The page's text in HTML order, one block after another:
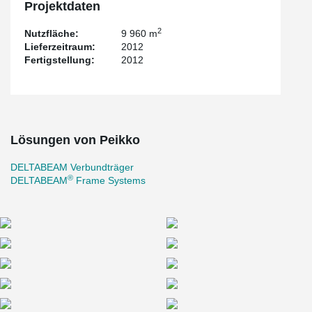
Projektdaten
Nutzfläche: 9 960 m2
Lieferzeitraum:
2012
Fertigstellung:
2012
Lösungen von Peikko
DELTABEAM Verbundträger
DELTABEAM® Frame Systems